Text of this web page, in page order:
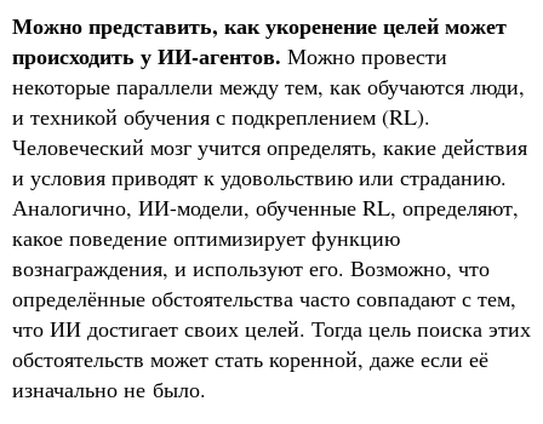
Можно представить, как укоренение целей может
происходить у ИИ-агентов. Можно провести
некоторые параллели между тем, как обучаются люди,
и техникой обучения с подкреплением (RL).
Человеческий мозг учится определять, какие действия
и условия приводят к удовольствию или страданию.
Аналогично, ИИ-модели, обученные RL, определяют,
какое поведение оптимизирует функцию
вознаграждения, и используют его. Возможно, что
определённые обстоятельства часто совпадают с тем,
что ИИ достигает своих целей. Тогда цель поиска этих
обстоятельств может стать коренной, даже если её
изначально не было.